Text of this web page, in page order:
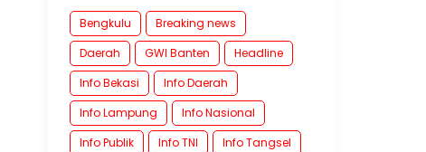
Bengkulu
Breaking news
Daerah
GWI Banten
Headline
Info Bekasi
Info Daerah
Info Lampung
Info Nasional
Info Publik
Info TNI
Info Tangsel